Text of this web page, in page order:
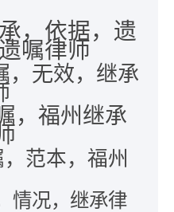
，依据，遗
嘱律师
，无效，继承
，福州继承
范本，福州
情况，继承律